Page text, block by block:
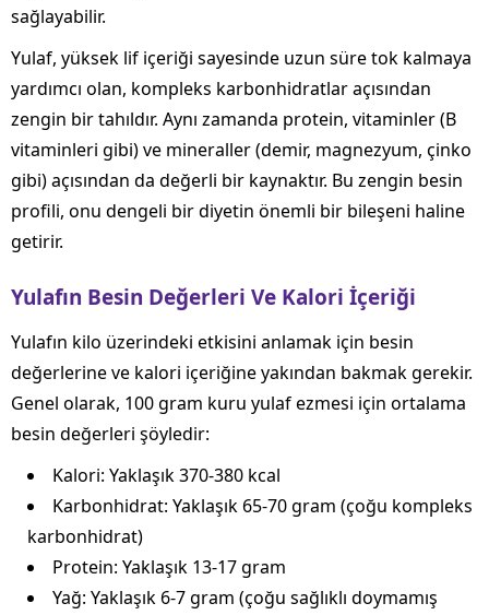
sağlayabilir.
Yulaf, yüksek lif içeriği sayesinde uzun süre tok kalmaya
yardımcı olan, kompleks karbonhidratlar açısından
zengin bir tahıldır. Aynı zamanda protein, vitaminler (B
vitaminleri gibi) ve mineraller (demir, magnezyum, çinko
gibi) açısından da değerli bir kaynaktır. Bu zengin besin
profili, onu dengeli bir diyetin önemli bir bileşeni haline
getirir.
Yulafın Besin Değerleri Ve Kalori İçeriği
Yulafın kilo üzerindeki etkisini anlamak için besin
değerlerine ve kalori içeriğine yakından bakmak gerekir.
Genel olarak, 100 gram kuru yulaf ezmesi için ortalama
besin değerleri şöyledir:
Kalori: Yaklaşık 370-380 kcal
Karbonhidrat: Yaklaşık 65-70 gram (çoğu kompleks
karbonhidrat)
Protein: Yaklaşık 13-17 gram
Yağ: Yaklaşık 6-7 gram (çoğu sağlıklı doymamış